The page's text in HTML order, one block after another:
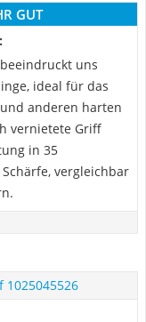
GUT
uns
ideal für das
anderen harten
vernietete Griff
in 35
vergleichbar
1025045526